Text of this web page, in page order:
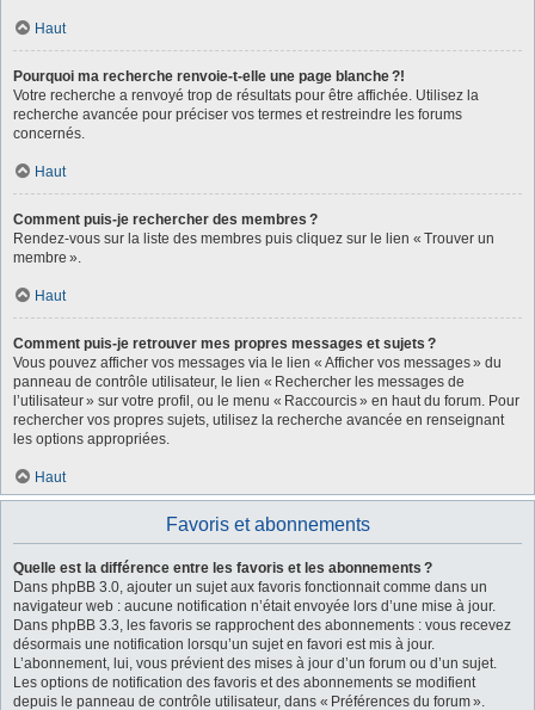
Haut
Pourquoi ma recherche renvoie-t-elle une page blanche ?!
Votre recherche a renvoyé trop de résultats pour être affichée. Utilisez la
recherche avancée pour préciser vos termes et restreindre les forums
concernés.
Haut
Comment puis-je rechercher des membres ?
Rendez-vous sur la liste des membres puis cliquez sur le lien « Trouver un
membre ».
Haut
Comment puis-je retrouver mes propres messages et sujets ?
Vous pouvez afficher vos messages via le lien « Afficher vos messages » du
panneau de contrôle utilisateur, le lien « Rechercher les messages de
l’utilisateur » sur votre profil, ou le menu « Raccourcis » en haut du forum. Pour
rechercher vos propres sujets, utilisez la recherche avancée en renseignant
les options appropriées.
Haut
Favoris et abonnements
Quelle est la différence entre les favoris et les abonnements ?
Dans phpBB 3.0, ajouter un sujet aux favoris fonctionnait comme dans un
navigateur web : aucune notification n’était envoyée lors d’une mise à jour.
Dans phpBB 3.3, les favoris se rapprochent des abonnements : vous recevez
désormais une notification lorsqu’un sujet en favori est mis à jour.
L’abonnement, lui, vous prévient des mises à jour d’un forum ou d’un sujet.
Les options de notification des favoris et des abonnements se modifient
depuis le panneau de contrôle utilisateur, dans « Préférences du forum ».